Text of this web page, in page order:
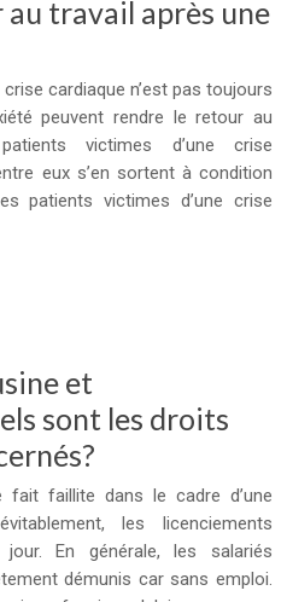
travail après une
cardiaque n’est pas toujours
peuvent rendre le retour au
victimes d’une crise
eux s’en sortent à condition
patients victimes d’une crise
et
sont les droits
fait faillite dans le cadre d’une
les licenciements
En générale, les salariés
démunis car sans emploi.